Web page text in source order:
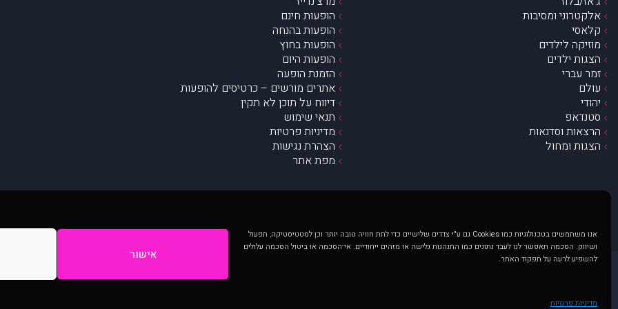
אנו משתמשים בטכנולוגיות כמו Cookies גם ע"י צדדים שלישיים כדי לתת חוויה טובה יותר וכן לסטטיסטיקה, תפעול
ושיווק. הסכמה תאפשר לנו לעבד נתונים כמו התנהגות גלישה או מזהים ייחודיים. אי־הסכמה או ביטול הסכמה עלולים
להשפיע לרעה על תפקוד האתר.
אישור
מדיניות פרטיות
אלקטרוני ומסיבות
קלאסי
מוזיקה לילדים
הצגות ילדים
זמר עברי
עולם
יהודי
סטנדאפ
הרצאות וסדנאות
הצגות ומחול
הופעות חינם
הופעות בהנחה
הופעות בחוץ
הופעות היום
הזמנת הופעה
אתרים מורשים – כרטיסים להופעות
דיווח על תוכן לא תקין
תנאי שימוש
מדיניות פרטיות
הצהרת נגישות
מפת אתר